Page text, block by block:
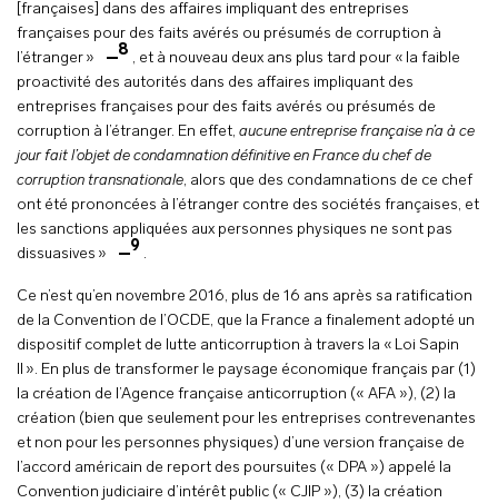
[françaises] dans des affaires impliquant des entreprises
françaises pour des faits avérés ou présumés de corruption à
l’étranger »
8 , et à nouveau deux ans plus tard pour « la faible
proactivité des autorités dans des affaires impliquant des
entreprises françaises pour des faits avérés ou présumés de
corruption à l’étranger. En effet, aucune entreprise française n’a à ce
jour fait l’objet de condamnation définitive en France du chef de
corruption transnationale, alors que des condamnations de ce chef
ont été prononcées à l’étranger contre des sociétés françaises, et
les sanctions appliquées aux personnes physiques ne sont pas
dissuasives »
9 .
Ce n’est qu’en novembre 2016, plus de 16 ans après sa ratification
de la Convention de l’OCDE, que la France a finalement adopté un
dispositif complet de lutte anticorruption à travers la « Loi Sapin
II ». En plus de transformer le paysage économique français par (1)
la création de l’Agence française anticorruption (« AFA »), (2) la
création (bien que seulement pour les entreprises contrevenantes
et non pour les personnes physiques) d’une version française de
l’accord américain de report des poursuites (« DPA ») appelé la
Convention judiciaire d’intérêt public (« CJIP »), (3) la création